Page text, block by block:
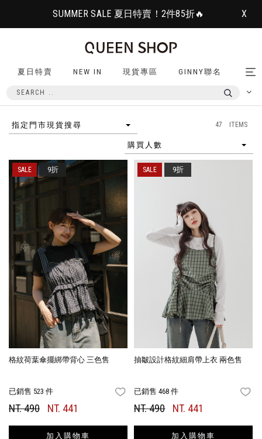
SUMMER SALE 夏日特賣！2件85折🔥 X
夏日特賣 NEW IN 現貨專區 GINNY聯名
指定門市現貨搜尋 47 ITEMS
購買人數
格紋荷葉傘擺綁帶背心 三色售
已銷售 523 件 FAVORITES
NT. 490 NT. 441
加入購物車
9折
抽皺設計格紋細肩帶上衣 兩色售
已銷售 468 件
NT. 490 NT. 441
加入購物車
9折